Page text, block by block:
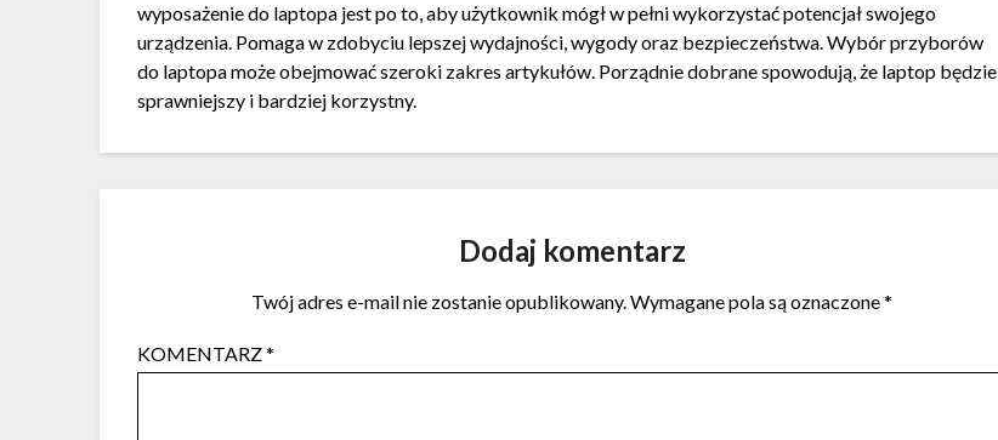
wyposażenie do laptopa jest po to, aby użytkownik mógł w pełni wykorzystać potencjał swojego
urządzenia. Pomaga w zdobyciu lepszej wydajności, wygody oraz bezpieczeństwa. Wybór przyborów
do laptopa może obejmować szeroki zakres artykułów. Porządnie dobrane spowodują, że laptop będzie
sprawniejszy i bardziej korzystny.
Dodaj komentarz
Twój adres e-mail nie zostanie opublikowany.Wymagane pola są oznaczone*
KOMENTARZ*